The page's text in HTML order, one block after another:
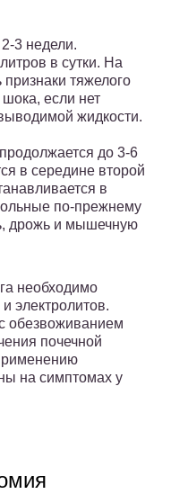
3 недели.
в сутки. На
признаки тяжелого
если нет
жидкости.
до 3-6
в середине второй
в
по-прежнему
дрожь и мышечную
необходимо
электролитов.
обезвоживанием
почечной
на симптомах у